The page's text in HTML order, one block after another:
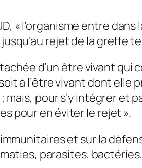
«l’organisme entre dans
rejet de la greffe
d’un être vivant qui
à l’être vivant dont elle
pour s’y intégrer et
pour en éviter le rejet ».
et sur la
parasites,